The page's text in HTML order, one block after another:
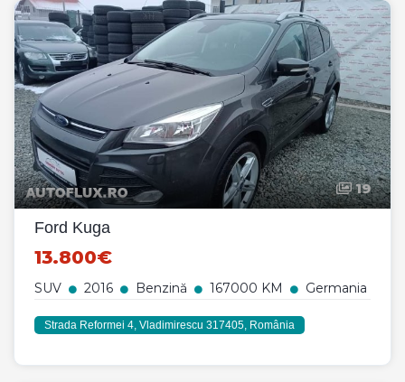
19
Ford Kuga
13.800€
SUV 2016 Benzină 167000 KM Germania
Strada Reformei 4, Vladimirescu 317405, România